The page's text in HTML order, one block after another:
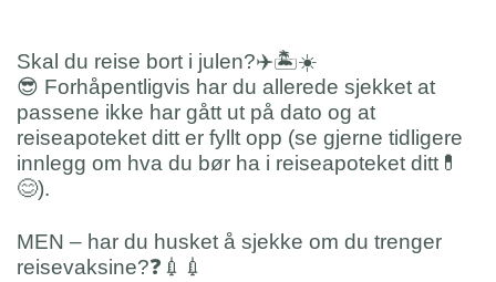
Skal du reise bort i julen?✈️🏝☀️
😎 Forhåpentligvis har du allerede sjekket at
passene ikke har gått ut på dato og at
reiseapoteket ditt er fyllt opp (se gjerne tidligere
innlegg om hva du bør ha i reiseapoteket ditt 💊
😊).
MEN – har du husket å sjekke om du trenger
reisevaksine?❓ 💉 💉